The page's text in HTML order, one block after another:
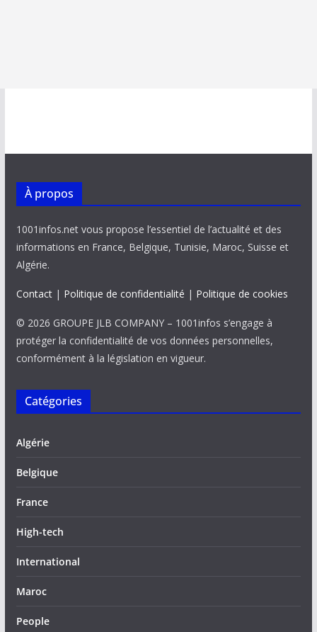
À propos
1001infos.net vous propose l’essentiel de l’actualité et des
informations en France, Belgique, Tunisie, Maroc, Suisse et
Algérie.
Contact| Politique de confidentialité | Politique de cookies
© 2026 GROUPE JLB COMPANY – 1001infos s’engage à
protéger la confidentialité de vos données personnelles,
conformément à la législation en vigueur.
Catégories
Algérie
Belgique
France
High-tech
International
Maroc
People